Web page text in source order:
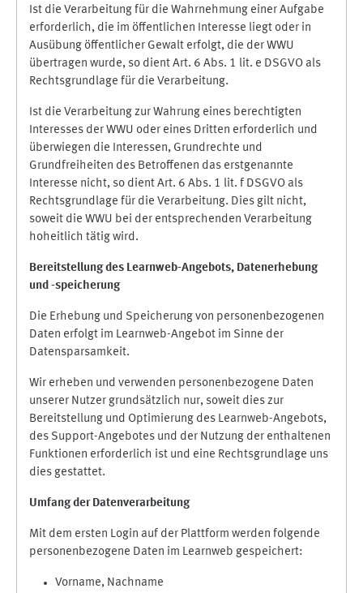
Ist die Verarbeitung für die Wahrnehmung einer Aufgabe
erforderlich, die im öffentlichen Interesse liegt oder in
Ausübung öffentlicher Gewalt erfolgt, die der WWU
übertragen wurde, so dient Art. 6 Abs. 1 lit. e DSGVO als
Rechtsgrundlage für die Verarbeitung.
Ist die Verarbeitung zur Wahrung eines berechtigten
Interesses der WWU oder eines Dritten erforderlich und
überwiegen die Interessen, Grundrechte und
Grundfreiheiten des Betroffenen das erstgenannte
Interesse nicht, so dient Art. 6 Abs. 1 lit. f DSGVO als
Rechtsgrundlage für die Verarbeitung. Dies gilt nicht,
soweit die WWU bei der entsprechenden Verarbeitung
hoheitlich tätig wird.
Bereitstellung des Learnweb-Angebots, Datenerhebung
und -speicherung
Die Erhebung und Speicherung von personenbezogenen
Daten erfolgt im Learnweb-Angebot im Sinne der
Datensparsamkeit.
Wir erheben und verwenden personenbezogene Daten
unserer Nutzer grundsätzlich nur, soweit dies zur
Bereitstellung und Optimierung des Learnweb-Angebots,
des Support-Angebotes und der Nutzung der enthaltenen
Funktionen erforderlich ist und eine Rechtsgrundlage uns
dies gestattet.
Umfang der Datenverarbeitung
Mit dem ersten Login auf der Plattform werden folgende
personenbezogene Daten im Learnweb gespeichert:
Vorname, Nachname